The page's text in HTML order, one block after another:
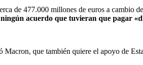
de 477.000 millones de euros a cambio
acuerdo que tuvieran que pagar
que también quiere el apoyo de